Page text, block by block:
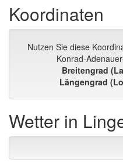
Koordinaten
Nutzen Sie diese
Konrad-
Breitengrad
Längengrad
Wetter in